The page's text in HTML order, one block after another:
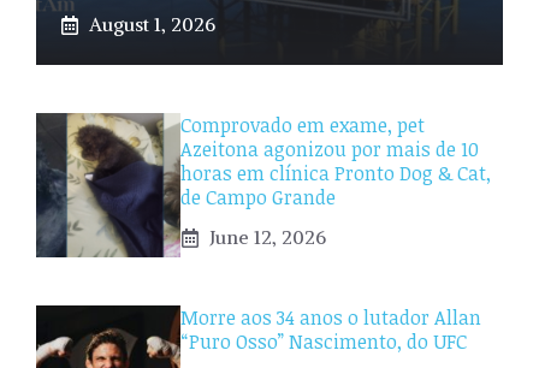
August 1, 2026
Comprovado em exame, pet
Azeitona agonizou por mais de 10
horas em clínica Pronto Dog & Cat,
de Campo Grande
June 12, 2026
Morre aos 34 anos o lutador Allan
“Puro Osso” Nascimento, do UFC